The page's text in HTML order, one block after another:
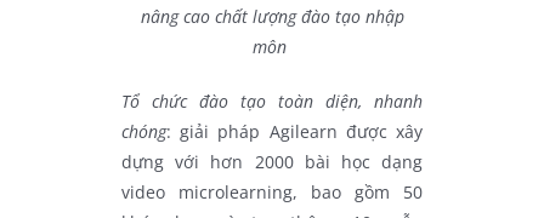
nâng cao chất lượng đào tạo nhập
môn
Tổ chức đào tạo toàn diện, nhanh
chóng: giải pháp Agilearn được xây
dựng với hơn 2000 bài học dạng
video microlearning, bao gồm 50